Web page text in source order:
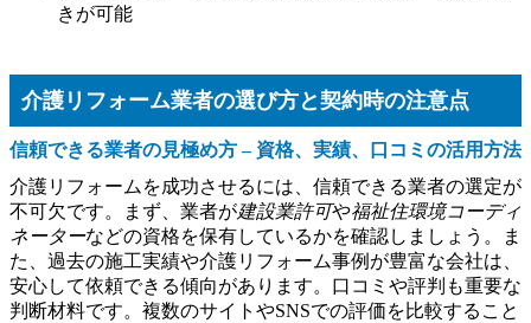
きが可能
介護リフォーム業者の選び方と契約時の注意点
信頼できる業者の見極め方 – 資格、実績、口コミの活用方法
介護リフォームを成功させるには、信頼できる業者の選定が
不可欠です。まず、業者が建設業許可や福祉住環境コーディ
ネーターなどの資格を保有しているかを確認しましょう。ま
た、過去の施工実績や介護リフォーム事例が豊富な会社は、
安心して依頼できる傾向があります。口コミや評判も重要な
判断材料です。複数のサイトやSNSでの評価を比較すること